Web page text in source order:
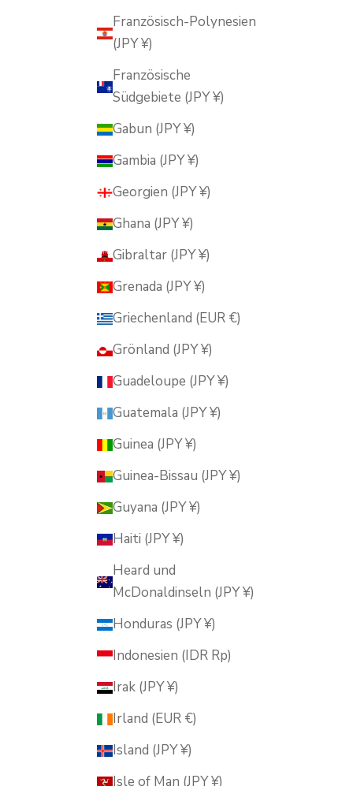
Französisch-Polynesien
(JPY ¥)
Französische
Südgebiete (JPY ¥)
Gabun (JPY ¥)
Gambia (JPY ¥)
Georgien (JPY ¥)
Ghana (JPY ¥)
Gibraltar (JPY ¥)
Grenada (JPY ¥)
Griechenland (EUR €)
Grönland (JPY ¥)
Guadeloupe (JPY ¥)
Guatemala (JPY ¥)
Guinea (JPY ¥)
Guinea-Bissau (JPY ¥)
Guyana (JPY ¥)
Haiti (JPY ¥)
Heard und
McDonaldinseln (JPY ¥)
Honduras (JPY ¥)
Indonesien (IDR Rp)
Irak (JPY ¥)
Irland (EUR €)
Island (JPY ¥)
Isle of Man (JPY ¥)